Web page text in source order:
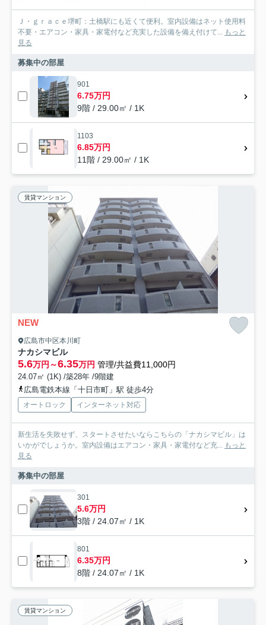
Ｊ・ｇｒａｃｅ堺町：土橋駅にも近くて便利。室内設備はネット使用料
不要・エアコン・家具・家電付など充実した設備を備え付けて... もっと
見る
募集中の部屋
901
6.75万円
9階 / 29.00㎡ / 1K
1103
6.85万円
11階 / 29.00㎡ / 1K
賃貸マンション
NEW
広島市中区本川町
ナカシマビル
5.6万円～6.35万円 管理/共益費11,000円
24.07㎡ (1K) /築28年 /9階建
広島電鉄本線「十日市町」駅 徒歩4分
オートロック インターネット対応
新生活を失敗せず、スタートさせたいならこちらの「ナカシマビル」は
いかがでしょうか。室内設備はエアコン・家具・家電付など充... もっと
見る
募集中の部屋
301
5.6万円
3階 / 24.07㎡ / 1K
801
6.35万円
8階 / 24.07㎡ / 1K
賃貸マンション